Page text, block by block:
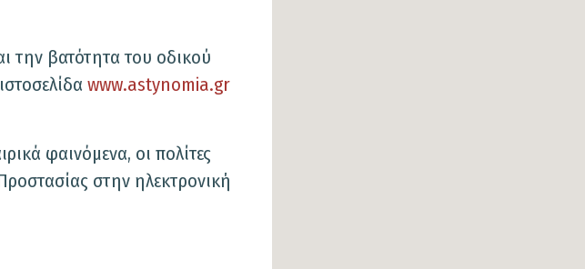
την βατότητα του οδικού
www.astynomia.gr
φαινόμενα, οι πολίτες
στην ηλεκτρονική